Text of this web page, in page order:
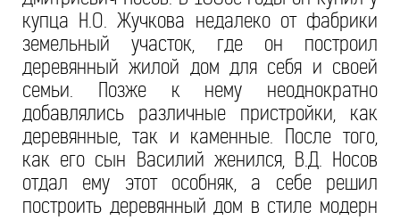
купца Н.О. Жучкова недалеко от фабрики
земельный участок, где он построил
деревянный жилой дом для себя и своей
семьи. Позже к нему неоднократно
добавлялись различные пристройки, как
деревянные, так и каменные. После того,
как его сын Василий женился, В.Д. Носов
отдал ему этот особняк, а себе решил
построить деревянный дом в стиле модерн